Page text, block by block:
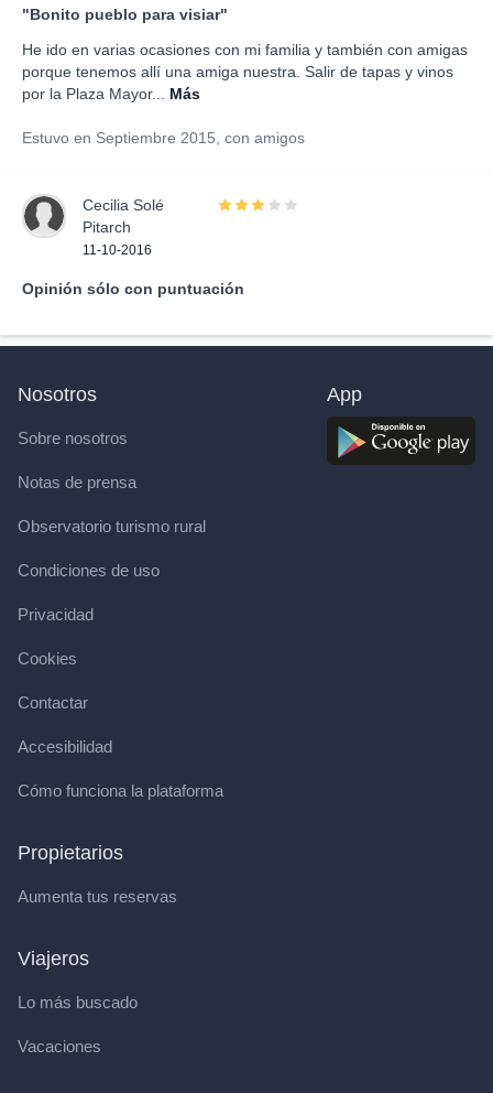
"Bonito pueblo para visiar"
He ido en varias ocasiones con mi familia y también con amigas
porque tenemos allí una amiga nuestra. Salir de tapas y vinos
por la Plaza Mayor...
Más
Estuvo en Septiembre 2015, con amigos
Cecilia Solé
Pitarch
11-10-2016
Opinión sólo con puntuación
Nosotros
Sobre nosotros
Notas de prensa
Observatorio turismo rural
Condiciones de uso
Privacidad
Cookies
Contactar
Accesibilidad
Cómo funciona la plataforma
Propietarios
Aumenta tus reservas
Viajeros
Lo más buscado
Vacaciones
App